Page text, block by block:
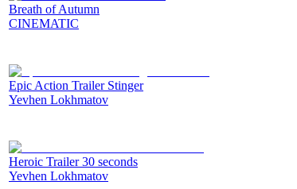
Breath of Autumn
CINEMATIC
Epic Action Trailer Stinger
Yevhen Lokhmatov
Heroic Trailer 30 seconds
Yevhen Lokhmatov